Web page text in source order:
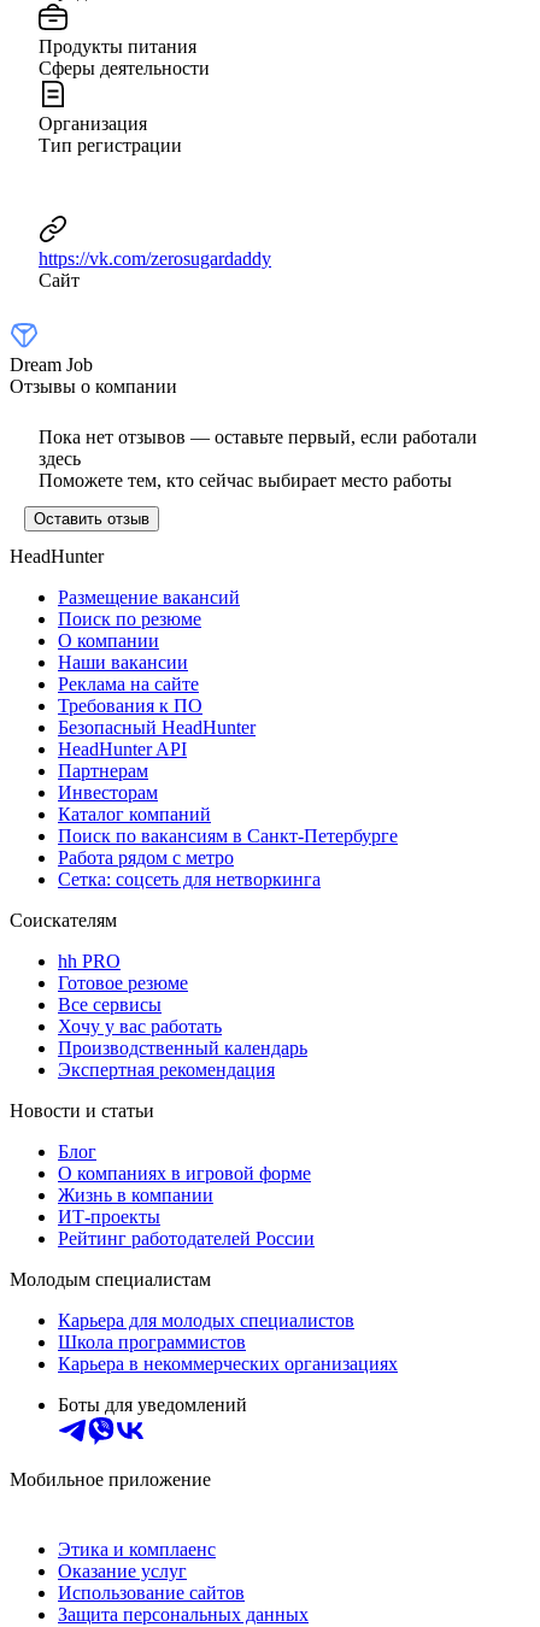
Продукты питания
Сферы деятельности
Организация
Тип регистрации
https://vk.com/zerosugardaddy
Сайт
Dream Job
Отзывы о компании
Пока нет отзывов — оставьте первый, если работали
здесь
Поможете тем, кто сейчас выбирает место работы
Оставить отзыв
HeadHunter
Размещение вакансий
Поиск по резюме
О компании
Наши вакансии
Реклама на сайте
Требования к ПО
Безопасный HeadHunter
HeadHunter API
Партнерам
Инвесторам
Каталог компаний
Поиск по вакансиям в Санкт-Петербурге
Работа рядом с метро
Сетка: соцсеть для нетворкинга
Соискателям
hh PRO
Готовое резюме
Все сервисы
Хочу у вас работать
Производственный календарь
Экспертная рекомендация
Новости и статьи
Блог
О компаниях в игровой форме
Жизнь в компании
ИТ-проекты
Рейтинг работодателей России
Молодым специалистам
Карьера для молодых специалистов
Школа программистов
Карьера в некоммерческих организациях
Боты для уведомлений
Мобильное приложение
Этика и комплаенс
Оказание услуг
Использование сайтов
Защита персональных данных